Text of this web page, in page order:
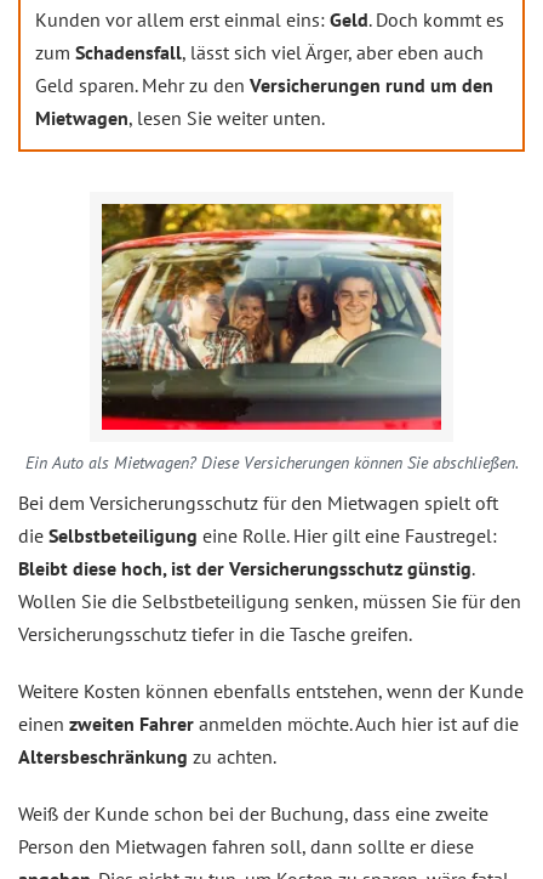
Kunden vor allem erst einmal eins: Geld. Doch kommt es
zum Schadensfall, lässt sich viel Ärger, aber eben auch
Geld sparen. Mehr zu den Versicherungen rund um den
Mietwagen, lesen Sie weiter unten.
Ein Auto als Mietwagen? Diese Versicherungen können Sie abschließen.
Bei dem Versicherungsschutz für den Mietwagen spielt oft
die Selbstbeteiligung eine Rolle. Hier gilt eine Faustregel:
Bleibt diese hoch, ist der Versicherungsschutz günstig.
Wollen Sie die Selbstbeteiligung senken, müssen Sie für den
Versicherungsschutz tiefer in die Tasche greifen.
Weitere Kosten können ebenfalls entstehen, wenn der Kunde
einen zweiten Fahrer anmelden möchte. Auch hier ist auf die
Altersbeschränkung zu achten.
Weiß der Kunde schon bei der Buchung, dass eine zweite
Person den Mietwagen fahren soll, dann sollte er diese